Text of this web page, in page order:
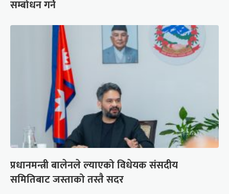
सम्बोधन गर्ने
प्रधानमन्त्री बालेनले ल्याएको विधेयक संसदीय
समितिबाट जस्ताको तस्तै सदर